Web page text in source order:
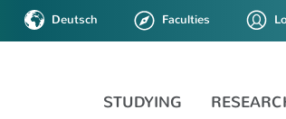
Deutsch Faculties
STUDYING